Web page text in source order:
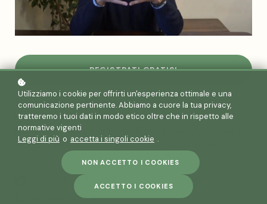
REGISTRATI GRATIS!
IL CORSO
La Teoria delle Cinque Fasi è una teoria molto
importante della medicina cinese. In questa lezione ne
vediamo alcune implicazioni meno conosciute.
1 ora circa di video
attestato di fine corso
Utilizziamo i cookie per offrirti un'esperienza ottimale e una
comunicazione pertinente. Abbiamo a cuore la tua privacy,
tratteremo i tuoi dati in modo etico oltre che in rispetto alle
normative vigenti
Leggi di più o accetta i singoli cookie .
NON ACCETTO I COOKIES
ACCETTO I COOKIES